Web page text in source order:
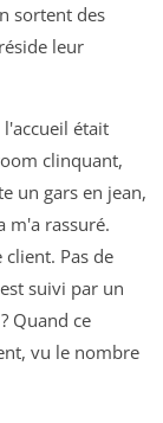
sortent des
leur
l'accueil était
clinquant,
un gars en jean,
m'a rassuré.
Pas de
suivi par un
Quand ce
vu le nombre